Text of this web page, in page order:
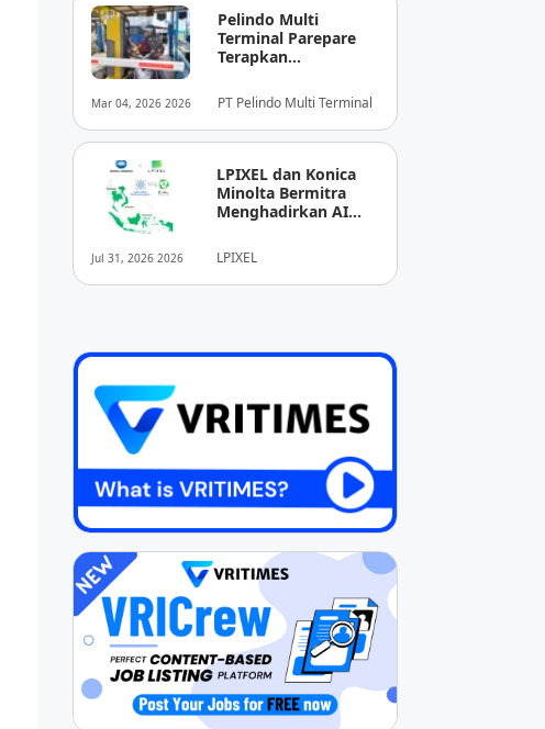
Mar 04, 2026 2026
Pelindo Multi
Terminal Parepare
Terapkan
Nontunai di Pintu
Masuk Pelabuhan
Nusantara
PT Pelindo Multi Terminal
Jul 31, 2026 2026
LPIXEL dan Konica
Minolta Bermitra
Menghadirkan AI
Diagnosis Berbasis
Pencitraan Medis
“EIRL” di ASEAN
LPIXEL